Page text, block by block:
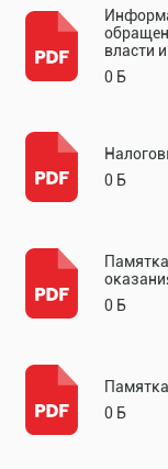
власти
0 Б
0 Б
0 Б
0 Б